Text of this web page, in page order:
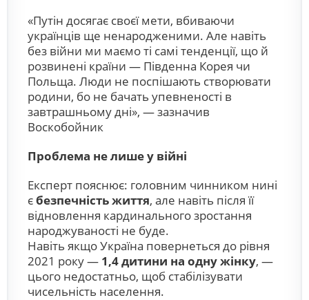
«Путін досягає своєї мети, вбиваючи
українців ще ненародженими. Але навіть
без війни ми маємо ті самі тенденції, що й
розвинені країни — Південна Корея чи
Польща. Люди не поспішають створювати
родини, бо не бачать упевненості в
завтрашньому дні», — зазначив
Воскобойник
Проблема не лише у війні
Експерт пояснює: головним чинником нині
єбезпечність життя, але навіть після її
відновлення кардинального зростання
народжуваності не буде.
Навіть якщо Україна повернеться до рівня
2021 року — 1,4 дитини на одну жінку, —
цього недостатньо, щоб стабілізувати
чисельність населення.